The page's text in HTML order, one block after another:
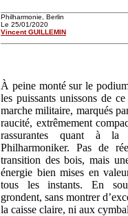
Philharmonie, Berlin
Le 25/01/2020
Vincent GUILLEMIN
À peine monté sur le
les puissants unissons de
marche militaire, marqués
raucité, extrêmement
rassurantes quant à la
Philharmoniker. Pas de
transition des bois, mais
énergie bien mises en
tous les instants. En
grondent, sans montrer
la caisse claire, ni aux